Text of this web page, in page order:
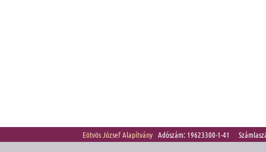
Eötvös József Alapítvány Adószám: 19623300-1-41